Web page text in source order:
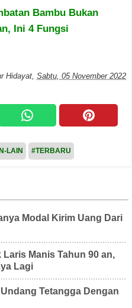
Bambu Bukan
Ini 4 Fungsi
Hidayat, Sabtu, 05 November 2022
LAIN #TERBARU
Modal Kirim Uang Dari
Manis Tahun 90 an,
Lagi
Tetangga Dengan